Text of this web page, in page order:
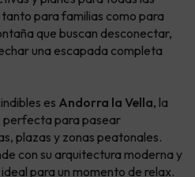
para familias como para
que buscan desconectar,
una escapada completa
es Andorra la Vella, la
perfecta para pasear
plazas y zonas peatonales.
con su arquitectura moderna y
para un momento de relax.